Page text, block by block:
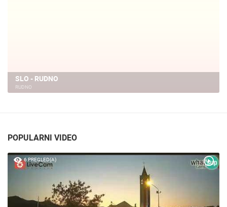
SLO - RUDNO
RUDNO
POPULARNI VIDEO
6 PREGLED(A)